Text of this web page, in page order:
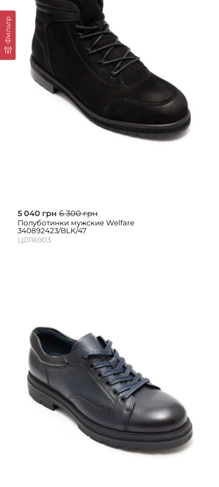
Фильтр
5 040 грн 6 300 грн
Полуботинки мужские Welfare
340892423/BLK/47
Ц0116903